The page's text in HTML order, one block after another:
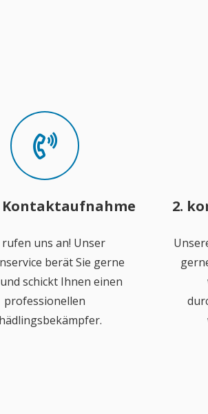
Kontaktaufnahme
rufen uns an! Unser
berät Sie gerne
schickt Ihnen einen
professionellen
2.